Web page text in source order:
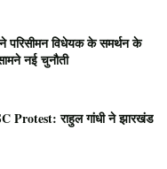
विधेयक के समर्थन के
नई चुनौती
Protest: राहुल गांधी ने झारखंड